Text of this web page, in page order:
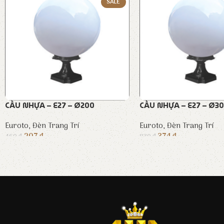
CẦU NHỰA – E27 – Ø200
Euroto,Đèn Trang Trí
460 ₫ 207₫
CẦU NHỰA – E27 –
Euroto, Đèn Trang Trí
830 ₫ 374₫